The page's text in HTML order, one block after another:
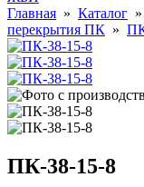
Главная » Каталог »
перекрытия ПК »
ПК-38-15-8